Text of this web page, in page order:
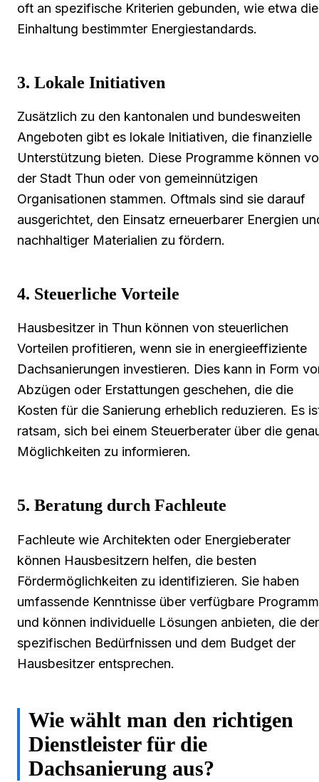
oft an spezifische Kriterien gebunden, wie etwa die
Einhaltung bestimmter Energiestandards.
3. Lokale Initiativen
Zusätzlich zu den kantonalen und bundesweiten
Angeboten gibt es lokale Initiativen, die finanzielle
Unterstützung bieten. Diese Programme können
der Stadt Thun oder von gemeinnützigen
Organisationen stammen. Oftmals sind sie darauf
ausgerichtet, den Einsatz erneuerbarer Energien
nachhaltiger Materialien zu fördern.
4. Steuerliche Vorteile
Hausbesitzer in Thun können von steuerlichen
Vorteilen profitieren, wenn sie in energieeffiziente
Dachsanierungen investieren. Dies kann in Form
Abzügen oder Erstattungen geschehen, die die
Kosten für die Sanierung erheblich reduzieren. Es
ratsam, sich bei einem Steuerberater über die
Möglichkeiten zu informieren.
5. Beratung durch Fachleute
Fachleute wie Architekten oder Energieberater
können Hausbesitzern helfen, die besten
Fördermöglichkeiten zu identifizieren. Sie haben
umfassende Kenntnisse über verfügbare
und können individuelle Lösungen anbieten, die
spezifischen Bedürfnissen und dem Budget der
Hausbesitzer entsprechen.
Wie wählt man den richtigen
Dienstleister für die
Dachsanierung aus?